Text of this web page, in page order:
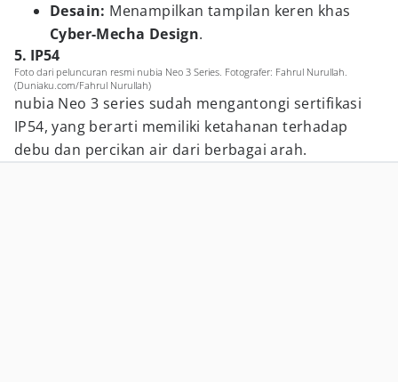
Desain: Menampilkan tampilan keren khas
Cyber-Mecha Design.
5. IP54
Foto dari peluncuran resmi nubia Neo 3 Series. Fotografer: Fahrul Nurullah.
(Duniaku.com/Fahrul Nurullah)
nubia Neo 3 series sudah mengantongi sertifikasi
IP54, yang berarti memiliki ketahanan terhadap
debu dan percikan air dari berbagai arah.